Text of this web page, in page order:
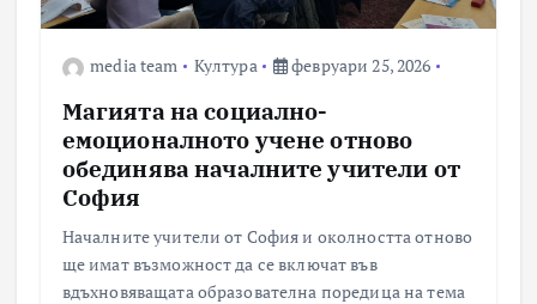
media team Култура февруари 25, 2026
Магията на социално-
емоционалното учене отново
обединява началните учители от
София
Началните учители от София и околността отново
ще имат възможност да се включат във
вдъхновяващата образователна поредица на тема